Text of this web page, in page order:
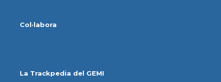
Col·labora
La Trackpedia del GEMI